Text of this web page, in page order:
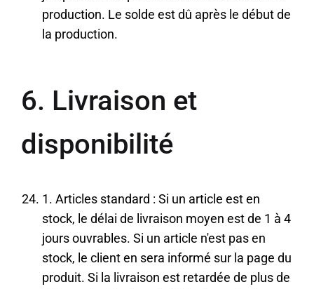
production. Le solde est dû après le début de
la production.
6. Livraison et
disponibilité
1. Articles standard : Si un article est en
stock, le délai de livraison moyen est de 1 à 4
jours ouvrables. Si un article n'est pas en
stock, le client en sera informé sur la page du
produit. Si la livraison est retardée de plus de